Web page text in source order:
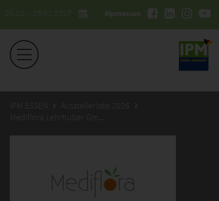
26.01. - 29.01.2027 #ipmessen
IPM ESSEN
Ausstellerliste 2026
Mediflora Lehrhuber GmbH